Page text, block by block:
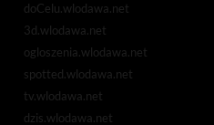
doCelu.wlodawa.net
3d.wlodawa.net
ogloszenia.wlodawa.net
spotted.wlodawa.net
tv.wlodawa.net
dzis.wlodawa.net